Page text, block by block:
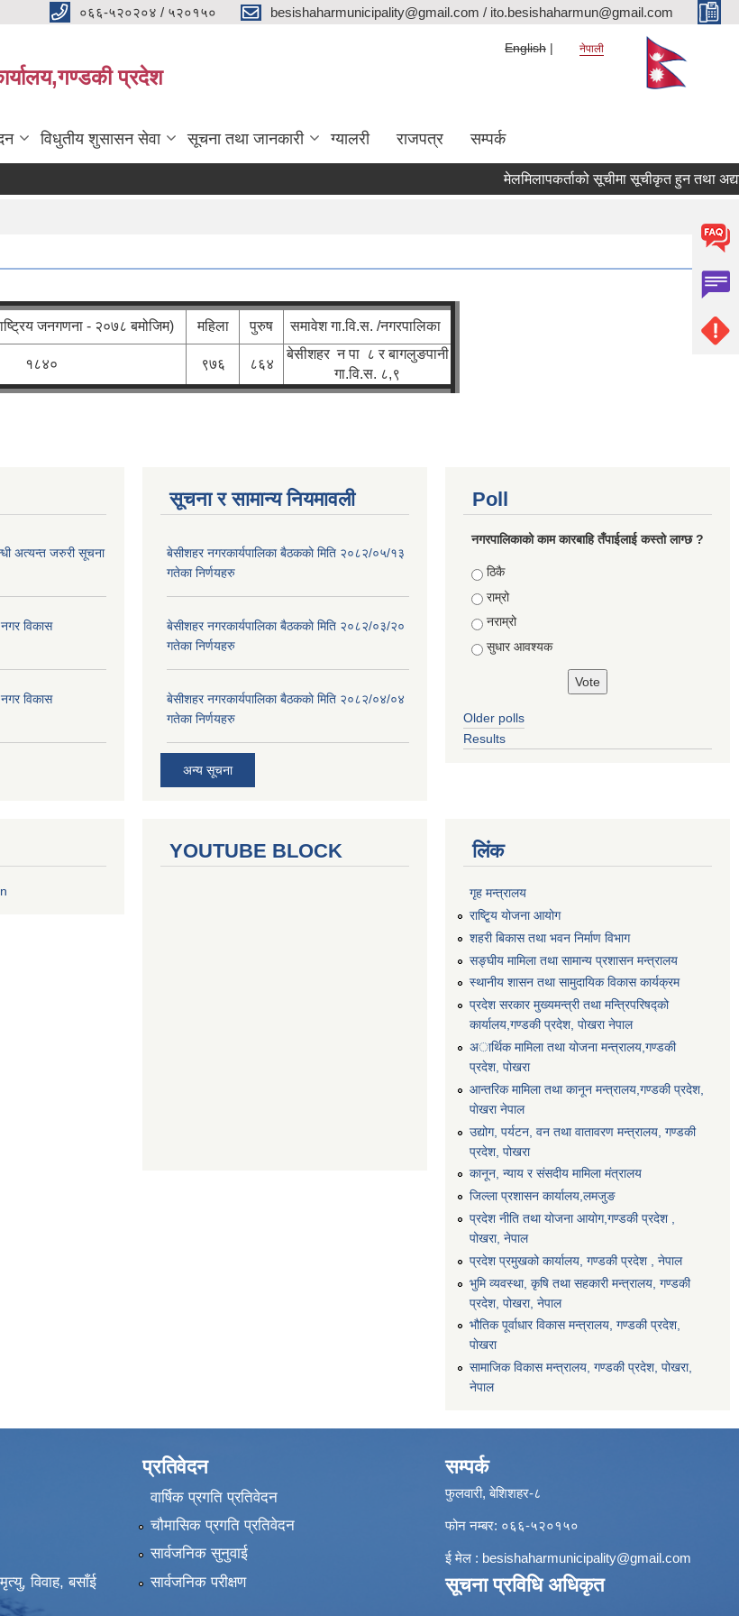
०६६-५२०२०४ / ५२०१५० besishaharmunicipality@gmail.com / ito.besishaharmun@gmail.com
प्रदेश
English नेपाली
विधुतीय शुसासन सेवा सूचना तथा जानकारी ग्यालरी राजपत्र सम्पर्क
मेलमिलापकर्ताको सूचीमा सूचीकृत हुन तथा
जनगणना - २०७८ बमोजिम) महिला पुरुष समावेश गा.वि.स. /नगरपालिका
१८४० ९७६ ८६४
बेसीशहर न पा ८ र बागलुङपानी
गा.वि.स. ८,९
अत्यन्त जरुरी सूचना
नगर विकास
नगर विकास
सूचना र सामान्य नियमावली
बे‍‍सीशहर नगरकार्यपालिका बैठककाे मिति २०८२/०५/१३
गतेका निर्णयहरु
बे‍‍सीशहर नगरकार्यपालिका बैठककाे मिति २०८२/०३/२०
गतेका निर्णयहरु
बे‍‍सीशहर नगरकार्यपालिका बैठककाे मिति २०८२/०४/०४
गतेका निर्णयहरु
अन्य सूचना
Poll
नगरपालिकाको काम कारबाहि तँपाईलाई कस्तो लाग्छ ?
Choices
ठिकै
राम्रो
नराम्रो
सुधार आवश्यक
Older polls
Results
YOUTUBE BLOCK लिंक
गृह मन्त्रालय
राष्टि्ृय योजना आयोग
शहरी बिकास तथा भवन निर्माण विभाग
सङ्घीय मामिला तथा सामान्य प्रशासन मन्त्रालय
स्थानीय शासन तथा सामुदायिक विकास कार्यक्रम
प्रदेश सरकार मुख्यमन्त्री तथा मन्त्रिपरिषद्को
कार्यालय,गण्डकी प्रदेश, पाेखरा नेपाल
अार्थिक मामिला तथा योजना मन्त्रालय,गण्डकी
प्रदेश, पोखरा
आन्तरिक मामिला तथा कानून मन्त्रालय,गण्डकी प्रदेश,
पाेखरा नेपाल
उद्योग, पर्यटन, वन तथा वातावरण मन्त्रालय, गण्डकी
प्रदेश, पोखरा
कानून, न्याय र संसदीय मामिला मंत्रालय
जिल्ला प्रशासन कार्यालय,लमजुङ
प्रदेश नीति तथा योजना आयोग,गण्डकी प्रदेश ,
पोखरा, नेपाल
प्रदेश प्रमुखको कार्यालय, गण्डकी प्रदेश , नेपाल
भुमि व्यवस्था, कृषि तथा सहकारी मन्त्रालय, गण्डकी
प्रदेश, पोखरा, नेपाल
भौतिक पूर्वाधार विकास मन्त्रालय, गण्डकी प्रदेश,
पाेखरा
सामाजिक विकास मन्त्रालय, गण्डकी प्रदेश, पोखरा,
नेपाल
विवाह, बसाँई
प्रतिवेदन
वार्षिक प्रगति प्रतिवेदन
चौमासिक प्रगति प्रतिवेदन
सार्वजनिक सुनुवाई
सार्वजनिक परीक्षण
सम्पर्क
फुलवारी, बेशिशहर-८
फोन नम्बर: ०६६-५२०१५०
ई मेल : besishaharmunicipality@gmail.com
सूचना प्रविधि अधिकृत